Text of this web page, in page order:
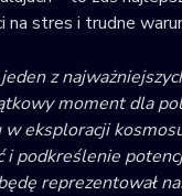
na stres i trudne
z
moment dla
w eksploracji
i podkreślenie
reprezentował